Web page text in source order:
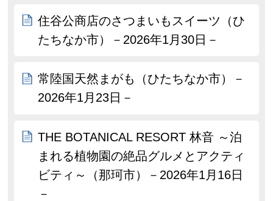
住谷公商店のさつまいもスイーツ（ひ
たちなか市）－2026年1月30日－
常陸国天然まがも（ひたちなか市）－
2026年1月23日－
THE BOTANICAL RESORT 林音 ～泊
まれる植物園の絶品グルメとアクティ
ビティ～（那珂市）－2026年1月16日
－